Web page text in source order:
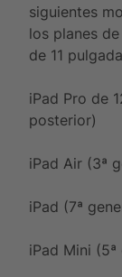
siguientes
los planes
de 11
iPad Pro de
posterior)
iPad Air (3ª
iPad (7ª
iPad Mini